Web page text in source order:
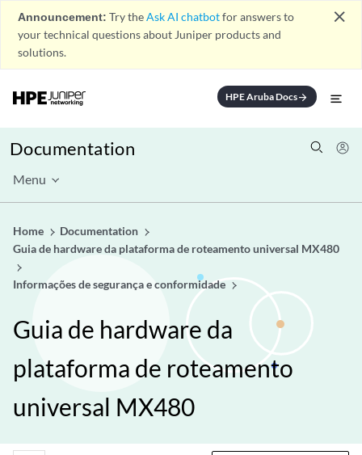
Announcement: Try theAsk AI chatbotfor answers to
your technical questions about Juniper products and
solutions.
close
HPE Aruba Docsarrow_forward
Documentation
Menu
Home
Documentation
Guia de hardware da plataforma de roteamento universal MX480
Informações de segurança e conformidade
Guia de hardware da
plataforma de roteamento
universal MX480